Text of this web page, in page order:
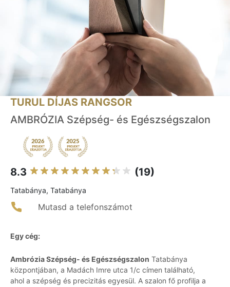
TURUL DÍJAS RANGSOR
AMBRÓZIA Szépség- és Egészségszalon
8.3 (19)
Tatabánya, Tatabánya
Mutasd a telefonszámot
Egy cég:
Ambrózia Szépség- és Egészségszalon Tatabánya
központjában, a Madách Imre utca 1/c címen található,
ahol a szépség és precizitás egyesül. A szalon fő profilja a